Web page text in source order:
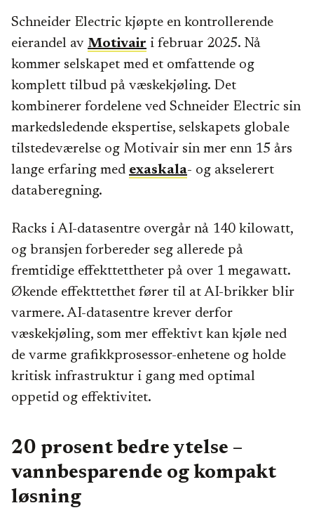
Schneider Electric kjøpte en kontrollerende
eierandel av Motivair i februar 2025. Nå
kommer selskapet med et omfattende og
komplett tilbud på væskekjøling. Det
kombinerer fordelene ved Schneider Electric sin
markedsledende ekspertise, selskapets globale
tilstedeværelse og Motivair sin mer enn 15 års
lange erfaring med exaskala- og akselerert
databeregning.
Racks i AI-datasentre overgår nå 140 kilowatt,
og bransjen forbereder seg allerede på
fremtidige effekttettheter på over 1 megawatt.
Økende effekttetthet fører til at AI-brikker blir
varmere. AI-datasentre krever derfor
væskekjøling, som mer effektivt kan kjøle ned
de varme grafikkprosessor-enhetene og holde
kritisk infrastruktur i gang med optimal
oppetid og effektivitet.
20 prosent bedre ytelse –
vannbesparende og kompakt
løsning